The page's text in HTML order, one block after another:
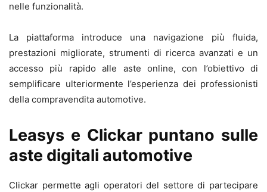
nelle funzionalità.
La piattaforma introduce una navigazione più fluida,
prestazioni migliorate, strumenti di ricerca avanzati e un
accesso più rapido alle aste online, con l’obiettivo di
semplificare ulteriormente l’esperienza dei professionisti
della compravendita automotive.
Leasys e Clickar puntano sulle
aste digitali automotive
Clickar permette agli operatori del settore di partecipare